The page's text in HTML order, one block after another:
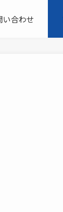
い合わせ